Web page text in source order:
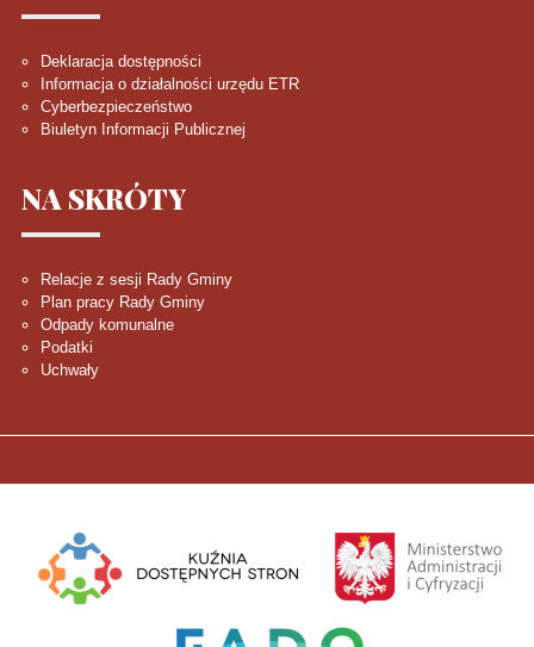
Deklaracja dostępności
Informacja o działalności urzędu ETR
Cyberbezpieczeństwo
Biuletyn Informacji Publicznej
NA SKRÓTY
Relacje z sesji Rady Gminy
Plan pracy Rady Gminy
Odpady komunalne
Podatki
Uchwały